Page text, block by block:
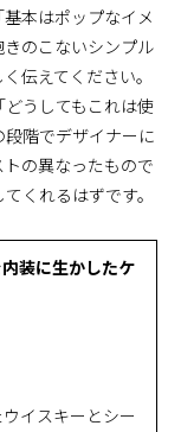
本はポップなイメ
のこないシンプル
伝えてください。
うしてもこれは使
階でデザイナーに
の異なったもので
くれるはずです。
装に生かしたケ
イスキーとシー